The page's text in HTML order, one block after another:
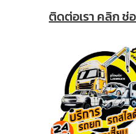
ติดต่อเรา คลิก ช่